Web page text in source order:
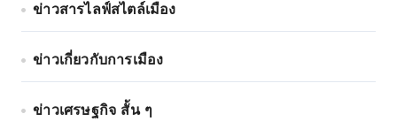
ข่าวสารไลฟ์สไตล์เมือง
ข่าวเกี่ยวกับการเมือง
ข่าวเศรษฐกิจ สั้น ๆ